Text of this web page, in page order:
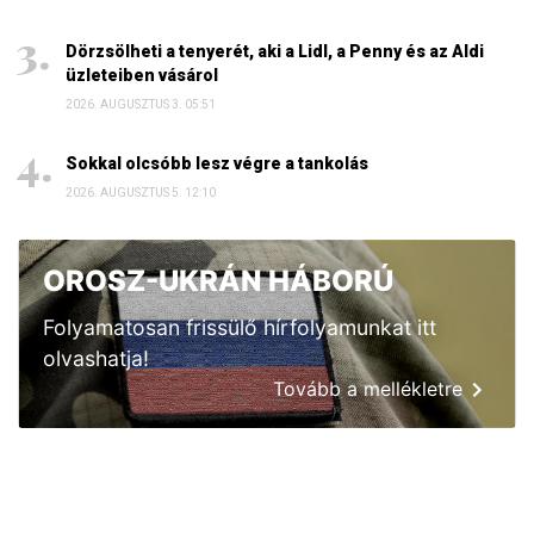
Dörzsölheti a tenyerét, aki a Lidl, a Penny és az Aldi
üzleteiben vásárol
2026. AUGUSZTUS 3. 05:51
Sokkal olcsóbb lesz végre a tankolás
2026. AUGUSZTUS 5. 12:10
OROSZ-UKRÁN HÁBORÚ
Folyamatosan frissülő hírfolyamunkat itt
olvashatja!
Tovább a mellékletre